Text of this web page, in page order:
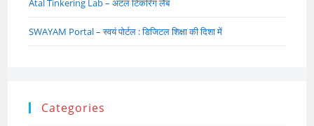
Atal Tinkering Lab – अटल टिंकरिंग लैब
SWAYAM Portal – स्वयं पोर्टल : डिजिटल शिक्षा की दिशा में
Categories